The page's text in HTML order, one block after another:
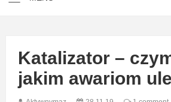
Katalizator –
jakim awariom